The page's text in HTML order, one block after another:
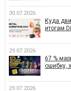
30.07.2026
Куда
итогам
29.07.2026
67 %
ошибку,
29.07.2026